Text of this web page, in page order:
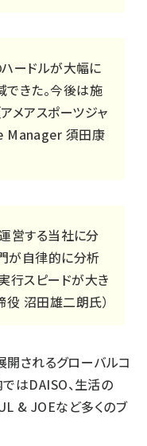
ードルが大幅に
できた。今後は施
メアスポーツジャ
Manager 須田康
営する当社に分
が自律的に分析
行スピードが大き
役 沼田雄二朗氏）
されるグローバルコ
ではDAISO、生活の
& JOEなど多くのブ